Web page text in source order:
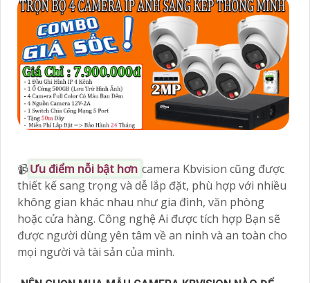
📹Ưu điểm nỗi bật hơn camera Kbvision cũng được
thiết kế sang trọng và dễ lắp đặt, phù hợp với nhiều
không gian khác nhau như gia đình, văn phòng
hoặc cửa hàng. Công nghệ Ai được tích hợp Bạn sẽ
được người dùng yên tâm về an ninh và an toàn cho
mọi người và tài sản của mình.